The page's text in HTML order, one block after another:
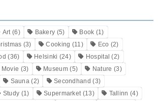
Art(6) Bakery (5) Book (1)
(3) Cooking (11) Eco (2)
(36) Helsinki (24) Hospital (2)
Movie (3) Museum(5) Nature (3)
Sauna (2) Secondhand (3)
Study (1) Supermarket(13) Tallinn (4)